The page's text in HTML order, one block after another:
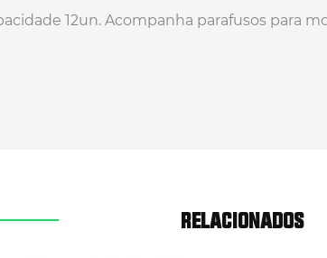
12un. Acompanha parafusos para
RELACIONADOS